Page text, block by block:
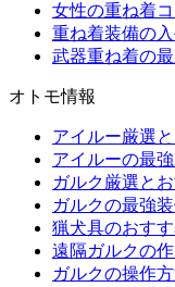
女性の重ね着
重ね着装備の
武器重ね着の
オトモ情報
アイルー厳選
アイルーの最
ガルク厳選と
ガルクの最強
猟犬具のおす
遠隔ガルクの
ガルクの操作